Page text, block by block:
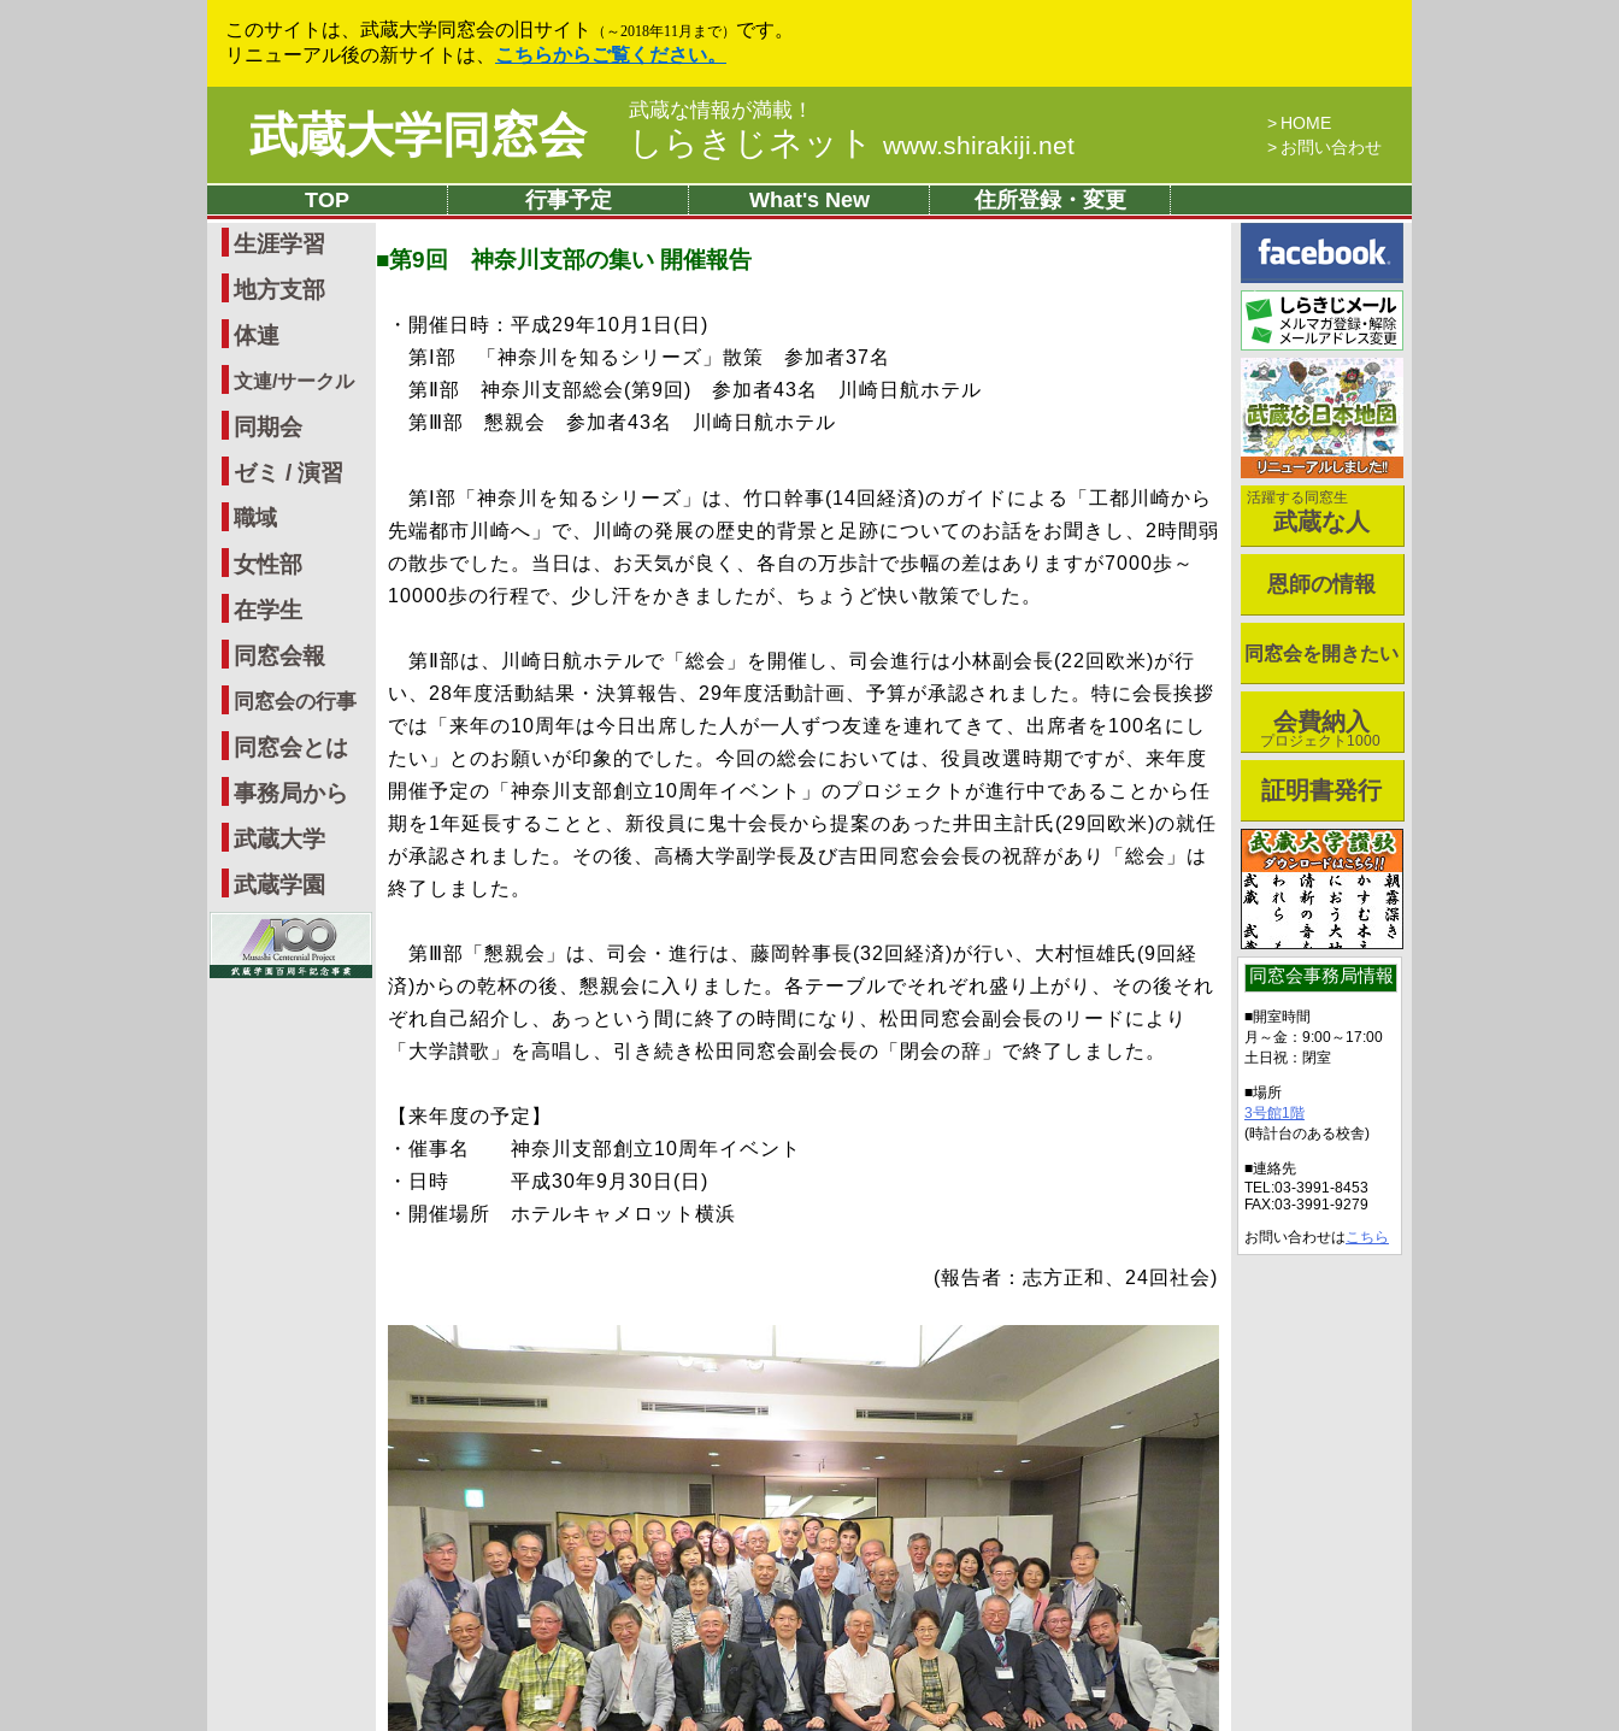
このサイトは、武蔵大学同窓会の旧サイト （～2018年11月まで） です。
リニューアル後の新サイトは、
こちらからご覧ください。
武蔵大学同窓会 武蔵な情報が満載！
しらきじネット www.shirakiji.net
HOME
お問い合わせ
TOP 行事予定 What's New 住所登録・変更
生涯学習
地方支部
体連
文連/サークル
同期会
ゼミ / 演習
職域
女性部
在学生
同窓会報
同窓会の行事
同窓会とは
事務局から
武蔵大学
武蔵学園
■第9回 神奈川支部の集い 開催報告
・開催日時：平成29年10月1日(日)
第Ⅰ部 「神奈川を知るシリーズ」散策 参加者37名
第Ⅱ部 神奈川支部総会(第9回) 参加者43名 川崎日航ホテル
第Ⅲ部 懇親会 参加者43名 川崎日航ホテル
第Ⅰ部「神奈川を知るシリーズ」は、竹口幹事(14回経済)のガイドによる「工都川崎から
先端都市川崎へ」で、川崎の発展の歴史的背景と足跡についてのお話をお聞きし、2時間弱
の散歩でした。当日は、お天気が良く、各自の万歩計で歩幅の差はありますが7000歩～
10000歩の行程で、少し汗をかきましたが、ちょうど快い散策でした。
第Ⅱ部は、川崎日航ホテルで「総会」を開催し、司会進行は小林副会長(22回欧米)が行
い、28年度活動結果・決算報告、29年度活動計画、予算が承認されました。特に会長挨拶
では「来年の10周年は今日出席した人が一人ずつ友達を連れてきて、出席者を100名にし
たい」とのお願いが印象的でした。今回の総会においては、役員改選時期ですが、来年度
開催予定の「神奈川支部創立10周年イベント」のプロジェクトが進行中であることから任
期を1年延長することと、新役員に鬼十会長から提案のあった井田主計氏(29回欧米)の就任
が承認されました。その後、高橋大学副学長及び吉田同窓会会長の祝辞があり「総会」は
終了しました。
第Ⅲ部「懇親会」は、司会・進行は、藤岡幹事長(32回経済)が行い、大村恒雄氏(9回経
済)からの乾杯の後、懇親会に入りました。各テーブルでそれぞれ盛り上がり、その後それ
ぞれ自己紹介し、あっという間に終了の時間になり、松田同窓会副会長のリードにより
「大学讃歌」を高唱し、引き続き松田同窓会副会長の「閉会の辞」で終了しました。
【来年度の予定】
・催事名 神奈川支部創立10周年イベント
・日時 平成30年9月30日(日)
・開催場所 ホテルキャメロット横浜
(報告者：志方正和、24回社会)
活躍する同窓生
武蔵な人
恩師の情報
同窓会を開きたい
会費納入
プロジェクト1000
証明書発行
同窓会事務局情報
■開室時間
月～金：9:00～17:00
土日祝：閉室
■場所
3号館1階
(時計台のある校舎)
■連絡先
TEL:03-3991-8453
FAX:03-3991-9279
お問い合わせはこちら